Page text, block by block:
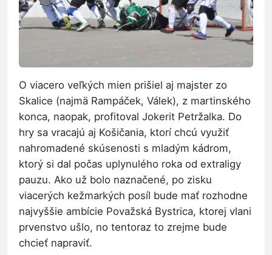
O viacero veľkých mien prišiel aj majster zo
Skalice (najmä Rampáček, Válek), z martinského
konca, naopak, profitoval Jokerit Petržalka. Do
hry sa vracajú aj Košičania, ktorí chcú využiť
nahromadené skúsenosti s mladým kádrom,
ktorý si dal počas uplynulého roka od extraligy
pauzu. Ako už bolo naznačené, po zisku
viacerých kežmarkých posíl bude mať rozhodne
najvyššie ambície Považská Bystrica, ktorej vlani
prvenstvo ušlo, no tentoraz to zrejme bude
chcieť napraviť.